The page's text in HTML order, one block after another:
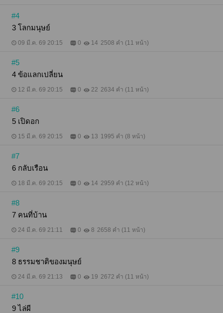
#4
3 โลกมนุษย์
09 มี.ค. 69 20:15 0 14 2508 คำ (11 หน้า)
#5
4 ข้อแลกเปลี่ยน
12 มี.ค. 69 20:15 0 22 2634 คำ (11 หน้า)
#6
5 เปิดอก
15 มี.ค. 69 20:15 0 13 1995 คำ (8 หน้า)
#7
6 กลับเรือน
18 มี.ค. 69 20:15 0 14 2959 คำ (12 หน้า)
#8
7 คนที่บ้าน
24 มี.ค. 69 21:11 0 8 2658 คำ (11 หน้า)
#9
8 ธรรมชาติของมนุษย์
24 มี.ค. 69 21:13 0 19 2672 คำ (11 หน้า)
#10
9 ไล่ผี